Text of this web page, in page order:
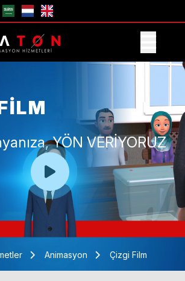
YÖN VERİYORUZ
Animasyon Çizgi Film